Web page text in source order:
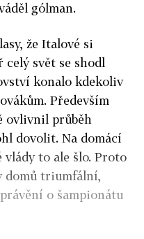
gólman.
že Italové si
svět se shodl
konalo kdekoliv
Především
ovlivnil průběh
dovolit. Na domácí
to ale šlo. Proto
domů triumfální,
o šampionátu